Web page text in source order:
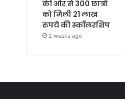
की ओर से 300 छात्रों
को मिली 21 लाख
रुपये की स्कॉलरशिप
2 weeks ago